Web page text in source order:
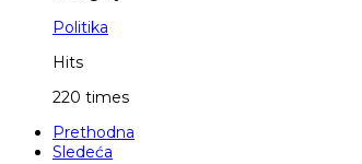
Politika
Hits
220 times
Prethodna
Sledeća